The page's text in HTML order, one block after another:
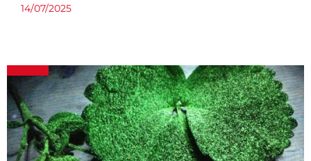
14/07/2025